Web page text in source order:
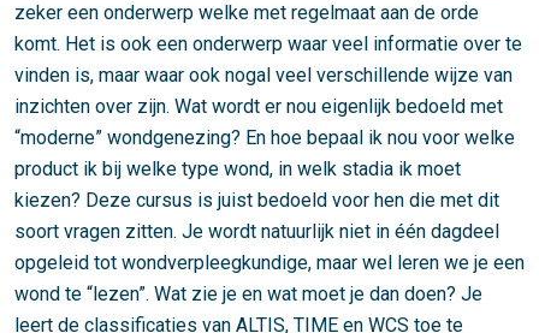
zeker een onderwerp welke met regelmaat aan de orde
komt. Het is ook een onderwerp waar veel informatie over te
vinden is, maar waar ook nogal veel verschillende wijze van
inzichten over zijn. Wat wordt er nou eigenlijk bedoeld met
“moderne” wondgenezing? En hoe bepaal ik nou voor welke
product ik bij welke type wond, in welk stadia ik moet
kiezen? Deze cursus is juist bedoeld voor hen die met dit
soort vragen zitten. Je wordt natuurlijk niet in één dagdeel
opgeleid tot wondverpleegkundige, maar wel leren we je een
wond te “lezen”. Wat zie je en wat moet je dan doen? Je
leert de classificaties van ALTIS, TIME en WCS toe te